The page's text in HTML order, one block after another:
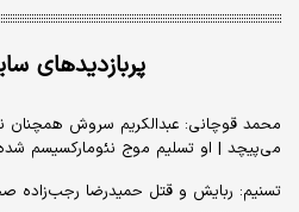
پربازدیدهای
محمد قوچانی: عبدالکریم سروش همچنان
می‌پیچد | او تسلیم موج نئومارکسیسم
تسنیم: ربایش و قتل حمیدرضا رجب‌زاده